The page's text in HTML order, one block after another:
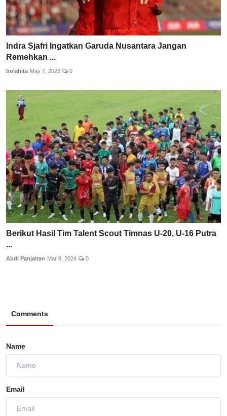
Indra Sjafri Ingatkan Garuda Nusantara Jangan
Remehkan ...
bolahita May 7, 2023 0
Berikut Hasil Tim Talent Scout Timnas U-20, U-16 Putra
...
Abdi Panjaitan Mar 9, 2024 0
Comments
Name
Email